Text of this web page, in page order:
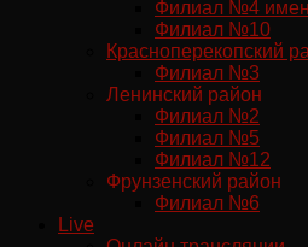
Филиал №4
Филиал №10
Красноперекопский
Филиал №3
Ленинский район
Филиал №2
Филиал №5
Филиал №12
Фрунзенский район
Филиал №6
Live